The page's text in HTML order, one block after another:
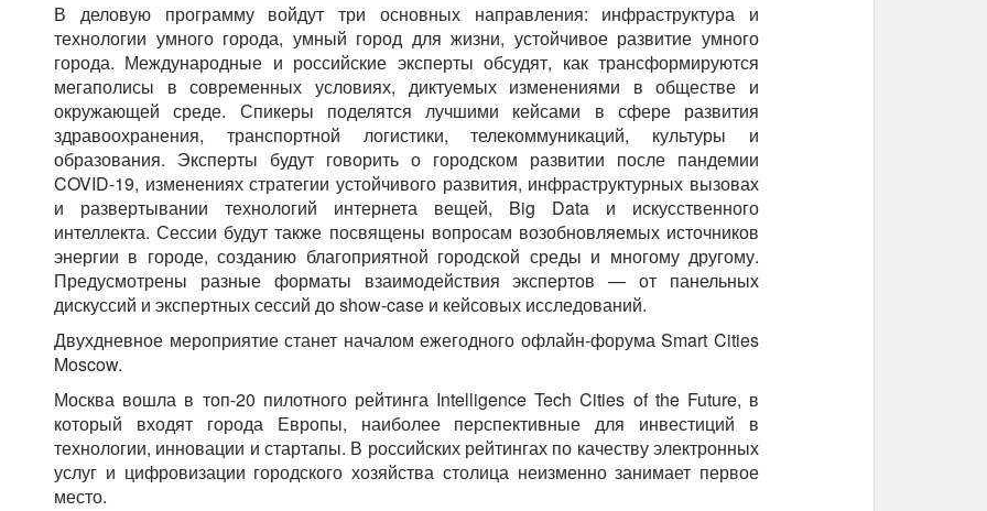
В деловую программу войдут три основных направления: инфраструктура и
технологии умного города, умный город для жизни, устойчивое развитие умного
города. Международные и российские эксперты обсудят, как трансформируются
мегаполисы в современных условиях, диктуемых изменениями в обществе и
окружающей среде. Спикеры поделятся лучшими кейсами в сфере развития
здравоохранения, транспортной логистики, телекоммуникаций, культуры и
образования. Эксперты будут говорить о городском развитии после пандемии
COVID-19, изменениях стратегии устойчивого развития, инфраструктурных вызовах
и развертывании технологий интернета вещей, Big Data и искусственного
интеллекта. Сессии будут также посвящены вопросам возобновляемых источников
энергии в городе, созданию благоприятной городской среды и многому другому.
Предусмотрены разные форматы взаимодействия экспертов — от панельных
дискуссий и экспертных сессий до show-case и кейсовых исследований.
Двухдневное мероприятие станет началом ежегодного офлайн-форума Smart Cities
Moscow.
Москва вошла в топ-20 пилотного рейтинга Intelligence Tech Cities of the Future, в
который входят города Европы, наиболее перспективные для инвестиций в
технологии, инновации и стартапы. В российских рейтингах по качеству электронных
услуг и цифровизации городского хозяйства столица неизменно занимает первое
место.